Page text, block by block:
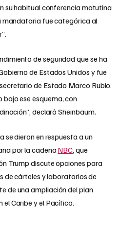
su habitual conferencia matutina
mandataria fue categórica al
de seguridad que se ha
de Estados Unidos y fue
de Estado Marco Rubio.
ese esquema, con
declaró Sheinbaum.
se dieron en respuesta a un
por la cadenaNBC, que
Trump discute opciones para
de cárteles y laboratorios de
de una ampliación del plan
Caribe y el Pacífico.